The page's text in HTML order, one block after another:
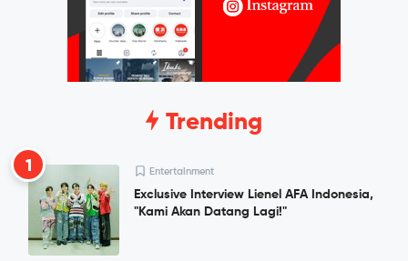
Trending
1 Entertainment
Exclusive Interview Lienel AFA Indonesia,
"Kami Akan Datang Lagi!"